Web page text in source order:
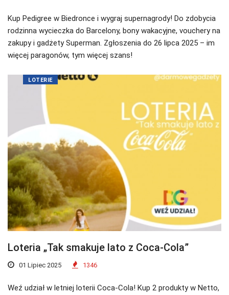
Kup Pedigree w Biedronce i wygraj supernagrody! Do zdobycia
rodzinna wycieczka do Barcelony, bony wakacyjne, vouchery na
zakupy i gadżety Superman. Zgłoszenia do 26 lipca 2025 – im
więcej paragonów, tym więcej szans!
LOTERIE
Loteria „Tak smakuje lato z Coca-Cola”
01 Lipiec 2025 1346
Weź udział w letniej loterii Coca-Cola! Kup 2 produkty w Netto,